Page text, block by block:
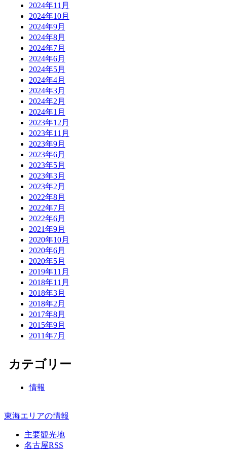
2024年11月
2024年10月
2024年9月
2024年8月
2024年7月
2024年6月
2024年5月
2024年4月
2024年3月
2024年2月
2024年1月
2023年12月
2023年11月
2023年9月
2023年6月
2023年5月
2023年3月
2023年2月
2022年8月
2022年7月
2022年6月
2021年9月
2020年10月
2020年6月
2020年5月
2019年11月
2018年11月
2018年3月
2018年2月
2017年8月
2015年9月
2011年7月
カテゴリー
情報
東海エリアの情報
主要観光地
名古屋RSS